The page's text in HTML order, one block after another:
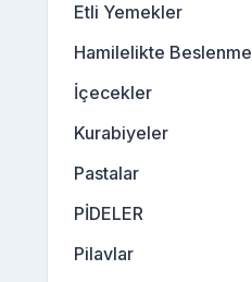
Etli Yemekler
Hamilelikte Beslenme
İçecekler
Kurabiyeler
Pastalar
PİDELER
Pilavlar